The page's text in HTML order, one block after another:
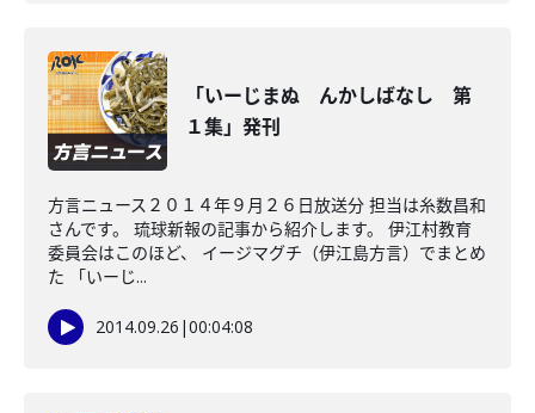
「いーじまぬ んかしばなし 第
１集」発刊
方言ニュース２０１４年９月２６日放送分 担当は糸数昌和
さんです。 琉球新報の記事から紹介します。 伊江村教育
委員会はこのほど、 イージマグチ（伊江島方言）でまとめ
た 「いーじ...
2014.09.26 |00:04:08